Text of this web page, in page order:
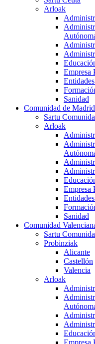
Arloak
Empresa
Sanidad
Comunidad de Madrid
Sartu
Arloak
Empresa
Sanidad
Comunidad
Sartu
Probinziak
Alicante
Castellón
Valencia
Arloak